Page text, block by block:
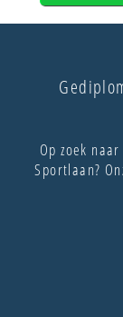
Op zoek
Sportlaan?